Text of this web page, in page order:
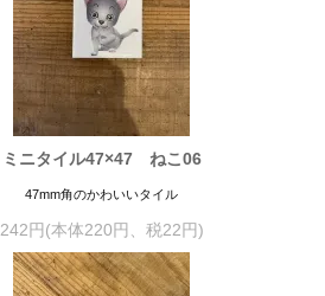
ミニタイル47×47 ねこ06
47mm角のかわいいタイル
242円(本体220円、税22円)